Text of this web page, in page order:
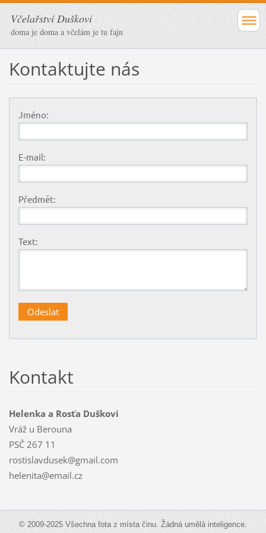
Včelařství Duškovi
doma je doma a včelám je tu fajn
Kontaktujte nás
Jméno:
E-mail:
Předmět:
Text:
Kontakt
Helenka a Rosťa Duškovi
Vráž u Berouna
PSČ 267 11
rostislavdusek@gmail.com
helenita@email.cz
© 2009-2025 Všechna fota z místa činu. Žádná umělá inteligence.